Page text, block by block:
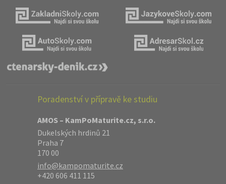
Poradenství v přípravě ke studiu
AMOS – KamPoMaturite.cz, s.r.o.
Dukelských hrdinů 21
Praha 7
170 00
info@kampomaturite.cz
+420 606 411 115